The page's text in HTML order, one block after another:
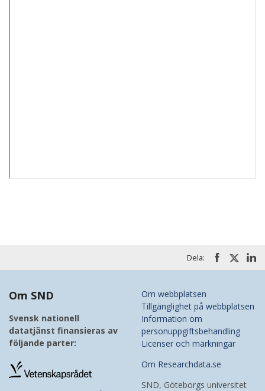
Dela:
Om SND
Svensk nationell
datatjänst finansieras av
följande parter:
Om webbplatsen
Tillgänglighet på webbplatsen
Information om
personuppgiftsbehandling
Licenser och märkningar
Om Researchdata.se
SND, Göteborgs universitet